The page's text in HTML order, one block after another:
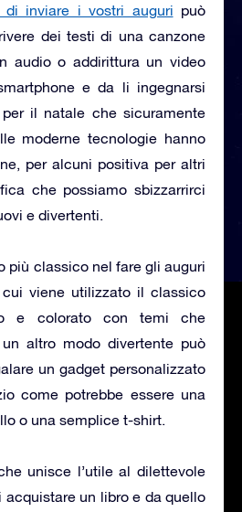
di inviare i vostri auguri può
dei testi di una canzone
audio o addirittura un video
e da li ingegnarsi
il natale che sicuramente
moderne tecnologie hanno
per alcuni positiva per altri
che possiamo sbizzarrirci
e divertenti.
più classico nel fare gli auguri
viene utilizzato il classico
e colorato con temi che
altro modo divertente può
un gadget personalizzato
come potrebbe essere una
o una semplice t-shirt.
unisce l’utile al dilettevole
acquistare un libro e da quello